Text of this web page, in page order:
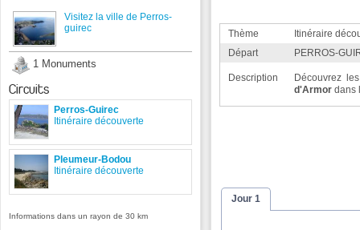
Thème
Itinéraire
Départ
PERROS-
Description
Découvrez
d'Armor dans
Jour 1
Visitez la ville de Perros-
guirec
1 Monuments
Circuits
Perros-Guirec
Itinéraire découverte
Pleumeur-Bodou
Itinéraire découverte
Informations dans un rayon de 30 km